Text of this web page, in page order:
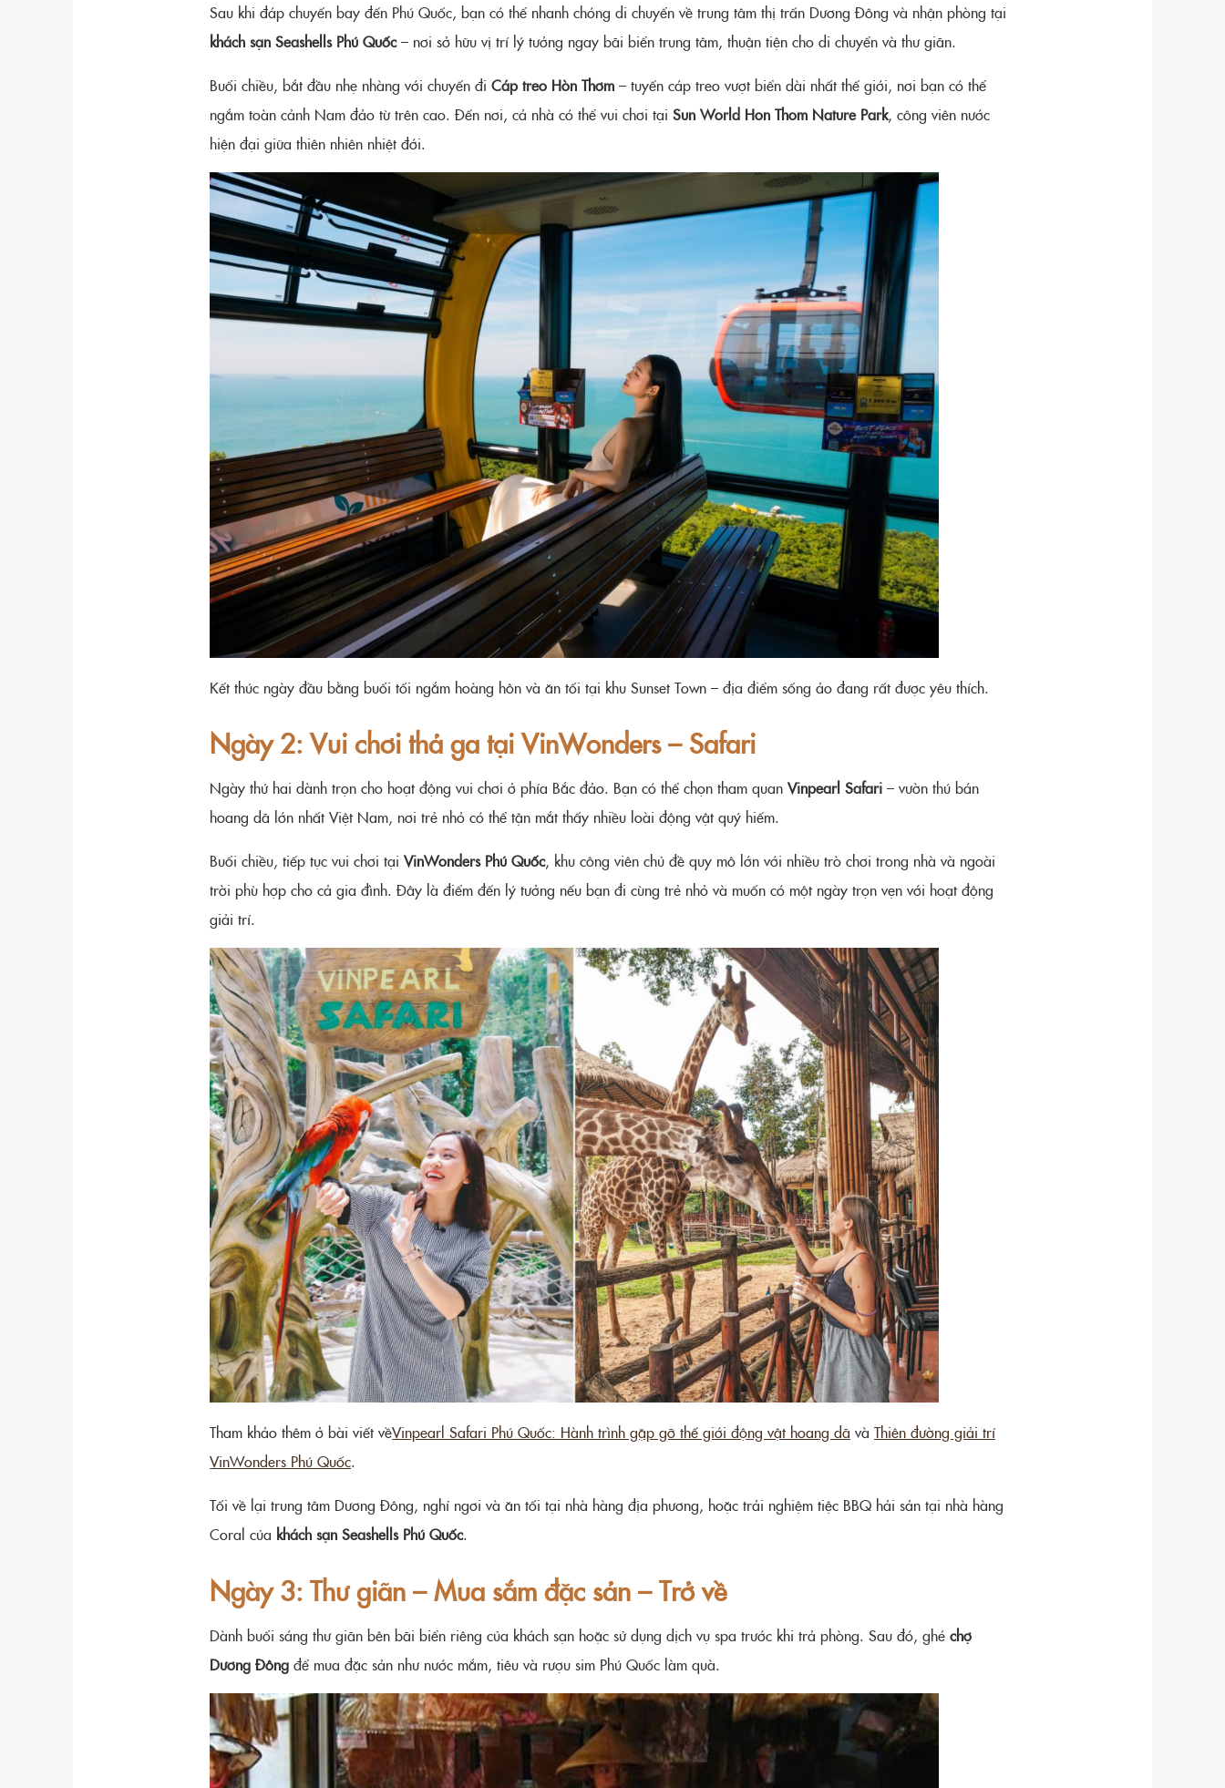
Sau khi đáp chuyến bay đến Phú Quốc, bạn có thể nhanh chóng di chuyển về trung tâm thị trấn Dương Đông và nhận phòng tại
khách sạn Seashells Phú Quốc– nơi sở hữu vị trí lý tưởng ngay bãi biển trung tâm, thuận tiện cho di chuyển và thư giãn.
Buổi chiều, bắt đầu nhẹ nhàng với chuyến đi Cáp treo Hòn Thơm – tuyến cáp treo vượt biển dài nhất thế giới, nơi bạn có thể
ngắm toàn cảnh Nam đảo từ trên cao. Đến nơi, cả nhà có thể vui chơi tại Sun World Hon Thom Nature Park, công viên nước
hiện đại giữa thiên nhiên nhiệt đới.
Kết thúc ngày đầu bằng buổi tối ngắm hoàng hôn và ăn tối tại khu Sunset Town – địa điểm sống ảo đang rất được yêu thích.
Ngày 2: Vui chơi thả ga tại VinWonders – Safari
Ngày thứ hai dành trọn cho hoạt động vui chơi ở phía Bắc đảo. Bạn có thể chọn tham quan Vinpearl Safari – vườn thú bán
hoang dã lớn nhất Việt Nam, nơi trẻ nhỏ có thể tận mắt thấy nhiều loài động vật quý hiếm.
Buổi chiều, tiếp tục vui chơi tại VinWonders Phú Quốc, khu công viên chủ đề quy mô lớn với nhiều trò chơi trong nhà và ngoài
trời phù hợp cho cả gia đình. Đây là điểm đến lý tưởng nếu bạn đi cùng trẻ nhỏ và muốn có một ngày trọn vẹn với hoạt động
giải trí.
Tham khảo thêm ở bài viết vềVinpearl Safari Phú Quốc: Hành trình gặp gỡ thế giới động vật hoang dã và Thiên đường giải trí
VinWonders Phú Quốc.
Tối về lại trung tâm Dương Đông, nghỉ ngơi và ăn tối tại nhà hàng địa phương, hoặc trải nghiệm tiệc BBQ hải sản tại nhà hàng
Coral của khách sạn Seashells Phú Quốc.
Ngày 3: Thư giãn – Mua sắm đặc sản – Trở về
Dành buổi sáng thư giãn bên bãi biển riêng của khách sạn hoặc sử dụng dịch vụ spa trước khi trả phòng. Sau đó, ghé chợ
Dương Đông để mua đặc sản như nước mắm, tiêu và rượu sim Phú Quốc làm quà.